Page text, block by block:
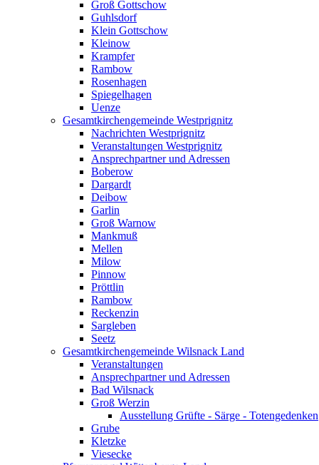
Groß Gottschow
Guhlsdorf
Klein Gottschow
Kleinow
Krampfer
Rambow
Rosenhagen
Spiegelhagen
Uenze
Gesamtkirchengemeinde Westprignitz
Nachrichten Westprignitz
Veranstaltungen Westprignitz
Ansprechpartner und Adressen
Boberow
Dargardt
Deibow
Garlin
Groß Warnow
Mankmuß
Mellen
Milow
Pinnow
Pröttlin
Rambow
Reckenzin
Sargleben
Seetz
Gesamtkirchengemeinde Wilsnack Land
Veranstaltungen
Ansprechpartner und Adressen
Bad Wilsnack
Groß Werzin
Ausstellung Grüfte - Särge - Totengedenken
Grube
Kletzke
Viesecke